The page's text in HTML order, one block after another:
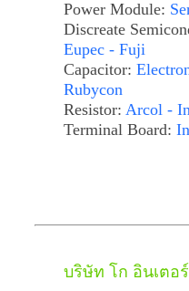
Power Module:
Discreate
Eupec - Fuji
Capacitor:
Rubycon
Resistor: Arcol -
Terminal Board:
บริษัท โก อินเตอ